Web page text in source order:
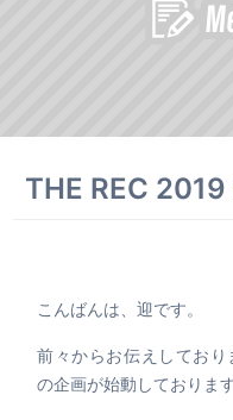
THE REC
こんばんは、迎です。
前々からお伝えしてお
の企画が始動しておりま